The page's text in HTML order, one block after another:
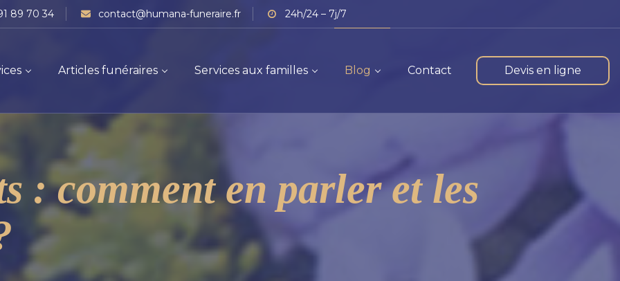
89 70 34 contact@humana-funeraire.fr 24h/24 – 7j/7
Articles funéraires Services aux familles Blog Contact Devis en ligne
: comment en parler et les